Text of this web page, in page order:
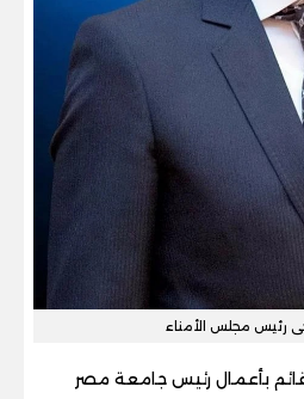
رئيس مجلس الأمناء
بأعمال رئيس جامعة مصر